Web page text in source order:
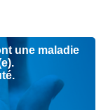
une maladie